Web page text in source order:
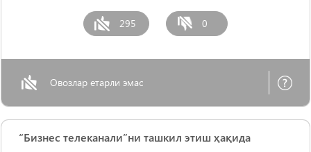
295 0
Овозлар етарли эмас
“Бизнес телеканали”ни ташкил этиш ҳақида